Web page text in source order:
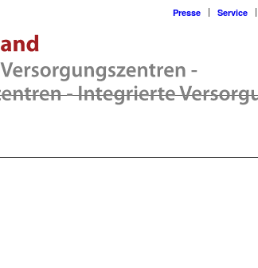
Presse Service